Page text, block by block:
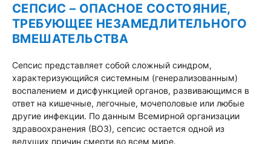
СЕПСИС – ОПАСНОЕ СОСТОЯНИЕ,
ТРЕБУЮЩЕЕ НЕЗАМЕДЛИТЕЛЬНОГО
ВМЕШАТЕЛЬСТВА
Сепсис представляет собой сложный синдром,
характеризующийся системным (генерализованным)
воспалением и дисфункцией органов, развивающимся в
ответ на кишечные, легочные, мочеполовые или любые
другие инфекции. По данным Всемирной организации
здравоохранения (ВОЗ), сепсис остается одной из
ведущих причин смерти во всем мире.